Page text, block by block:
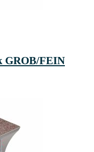
GROB/FEIN